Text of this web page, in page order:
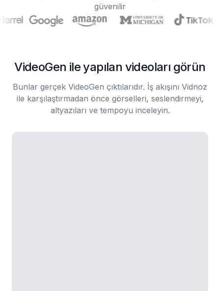
güvenilir
VideoGen ile yapılan videoları görün
Bunlar gerçek VideoGen çıktılarıdır. İş akışını Vidnoz
ile karşılaştırmadan önce görselleri, seslendirmeyi,
altyazıları ve tempoyu inceleyin.